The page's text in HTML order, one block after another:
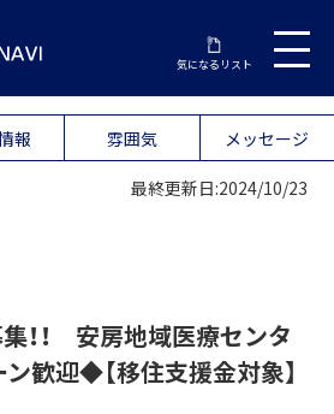
気になるリスト
報 雰囲気 メッセージ
最終更新日:2024/10/23
！！ 安房地域医療センタ
歓迎◆【移住支援金対象】